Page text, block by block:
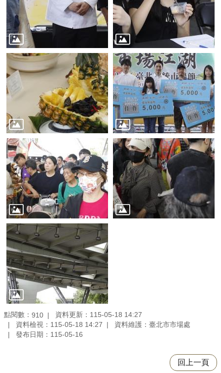
點閱數： 910
資料更新：115-05-18 14:27
資料檢視：115-05-18 14:27
資料維護：臺北市市場處
發布日期：115-05-16
回上一頁